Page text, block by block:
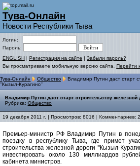
Тува-Онлайн
Новости Республики Тыва
Логин:
Пароль:
ENGLISH | Регистрация на сайте | Забыли пароль?
Вы просматриваете мобильную версию сайта. Перейти
Тува-Онлайн Общество
Владимир Путин даст старт
"Кызыл-Курагино"
Владимир Путин даст старт строительству
Рубрика: Общество
19 декабря 2011 г. | Просмотров: 8016 | Комментариев: 2
Премьер-министр РФ Владимир Путин в
поездку в республику Тыва, где примет
строительства железной дороги "Кызыл-
инвестировать около 130 миллиардов
кабинета министров.